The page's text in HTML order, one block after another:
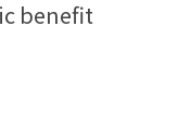
benefit